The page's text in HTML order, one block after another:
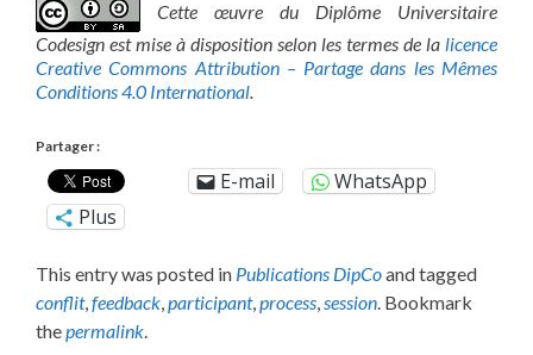
Cette œuvre du Diplôme Universitaire
Codesign est mise à disposition selon les termes de la licence
Creative Commons Attribution – Partage dans les Mêmes
Conditions 4.0 International
Partager :
E-mail
WhatsApp
Plus
This entry was posted in Publications DipCoand tagged
conflit, feedback participant, process session . Bookmark
thepermalink